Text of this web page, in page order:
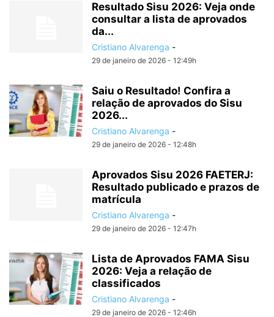
Resultado Sisu 2026: Veja onde
consultar a lista de aprovados
da...
Cristiano Alvarenga -
29 de janeiro de 2026 - 12:49h
Saiu o Resultado! Confira a
relação de aprovados do Sisu
2026...
Cristiano Alvarenga -
29 de janeiro de 2026 - 12:48h
Aprovados Sisu 2026 FAETERJ:
Resultado publicado e prazos de
matrícula
Cristiano Alvarenga -
29 de janeiro de 2026 - 12:47h
Lista de Aprovados FAMA Sisu
2026: Veja a relação de
classificados
Cristiano Alvarenga -
29 de janeiro de 2026 - 12:46h